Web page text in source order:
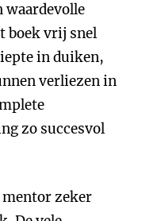
waardevolle
boek vrij snel
in duiken,
verliezen in
zo succesvol
mentor zeker